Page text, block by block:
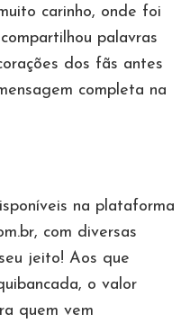
carinho, onde foi
palavras
dos fãs antes
completa na
na plataforma
com diversas
jeito! Aos que
o valor
quem vem